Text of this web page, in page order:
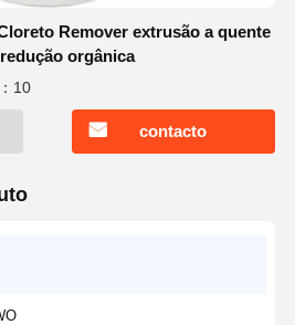
Remover extrusão a quente
orgânica
10
contacto